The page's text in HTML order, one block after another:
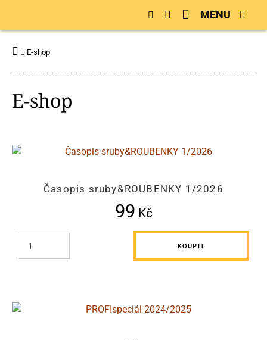
E-shop
E-shop
Časopis sruby&ROUBENKY 1/2026
99 Kč
KOUPIT
MENU